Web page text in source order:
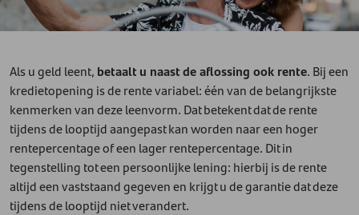
Als u geld leent, betaalt u naast de aflossing ook rente. Bij een
kredietopening is de rente variabel: één van de belangrijkste
kenmerken van deze leenvorm. Dat betekent dat de rente
tijdens de looptijd aangepast kan worden naar een hoger
rentepercentage of een lager rentepercentage. Dit in
tegenstelling tot een persoonlijke lening: hierbij is de rente
altijd een vaststaand gegeven en krijgt u de garantie dat deze
tijdens de looptijd niet verandert.